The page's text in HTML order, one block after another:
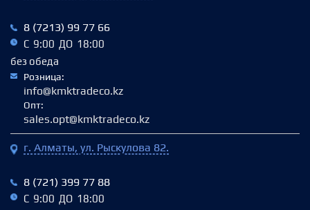
8 (7213) 99 77 66
С 9:00 ДО 18:00
без обеда
Розница:
info@kmktradeco.kz
Опт:
sales.opt@kmktradeco.kz
г. Алматы, ул. Рыскулова 82.
8 (721) 399 77 88
С 9:00 ДО 18:00